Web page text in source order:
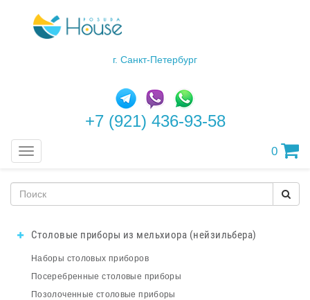
г. Санкт-Петербург
+7 (921) 436-93-58
Меню 0
Столовые приборы из мельхиора (нейзильбера)
Наборы столовых приборов
Посеребренные столовые приборы
Позолоченные столовые приборы